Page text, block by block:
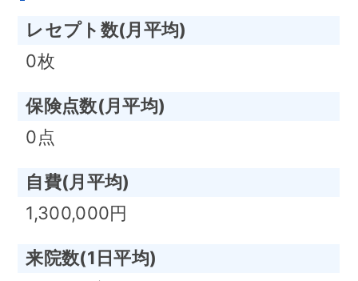
レセプト数(月平均)
0枚
保険点数(月平均)
0点
自費(月平均)
1,300,000円
来院数(1日平均)